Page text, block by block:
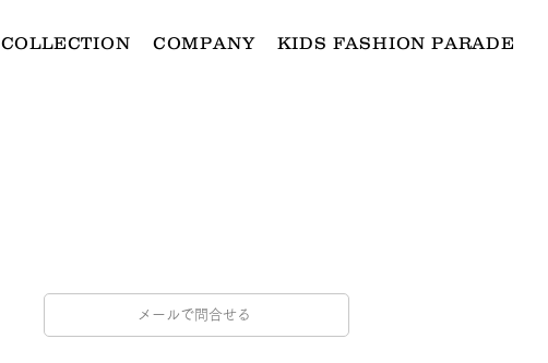
COLLECTION COMPANY KIDS FASHION PARADE
メールで問合せる